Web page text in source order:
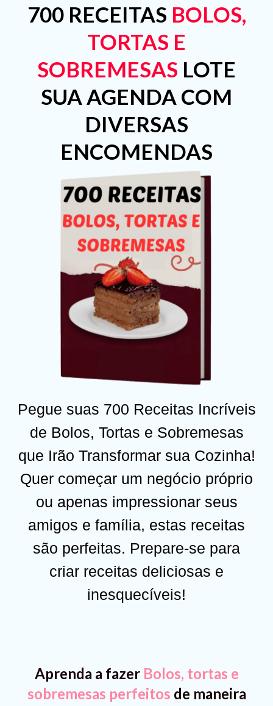
700 RECEITAS BOLOS,
TORTAS E
SOBREMESAS LOTE
SUA AGENDA COM
DIVERSAS
ENCOMENDAS
Pegue suas 700 Receitas Incríveis
de Bolos, Tortas e Sobremesas
que Irão Transformar sua Cozinha!
Quer começar um negócio próprio
ou apenas impressionar seus
amigos e família, estas receitas
são perfeitas. Prepare-se para
criar receitas deliciosas e
inesquecíveis!
Aprenda a fazer Bolos, tortas e
sobremesas perfeitos de maneira